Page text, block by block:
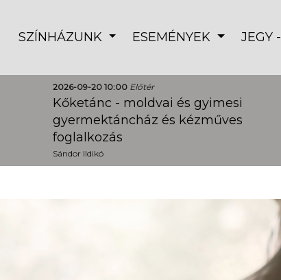
SZÍNHÁZUNK ESEMÉNYEK JEGY
2026-09-20 10:00 Előtér
Kőketánc - moldvai és gyimesi
gyermektáncház és kézműves
foglalkozás
Sándor Ildikó